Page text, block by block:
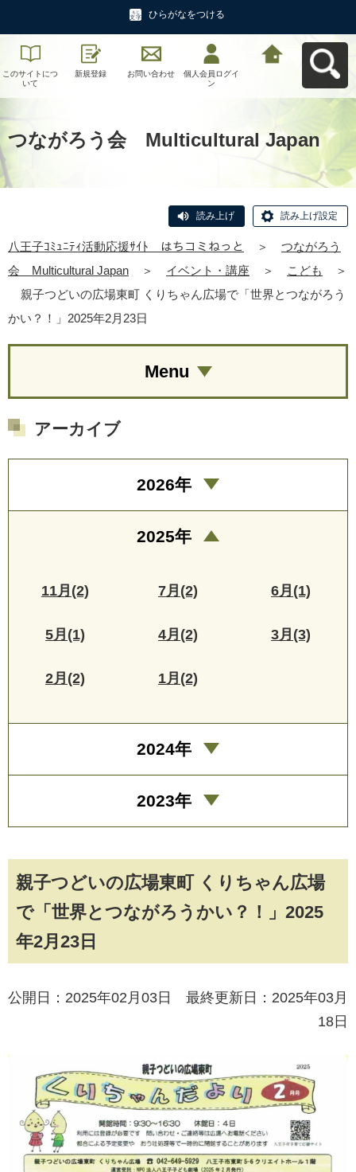
ひらがなをつける
このサイトにつ
いて
新規登録 お問い合わせ
個人会員ログイ
ン
つながろう会 Multicultural Japan
読み上げ 読み上げ設定
八王子ｺﾐｭﾆﾃｨ活動応援ｻｲﾄ はちコミねっと ＞
つながろう
会 Multicultural Japan
＞ イベント・講座 ＞ こども
＞
親子つどいの広場東町 くりちゃん広場で「世界とつながろう
かい？！」2025年2月23日
親子つどいの広場東町 くりちゃん広場
で「世界とつながろうかい？！」2025
年2月23日
公開日：2025年02月03日 最終更新日：2025年03月
18日
Menu
アーカイブ
2026年
2025年
11月(2) 7月(2) 6月(1)
5月(1) 4月(2) 3月(3)
2月(2) 1月(2)
2024年
2023年